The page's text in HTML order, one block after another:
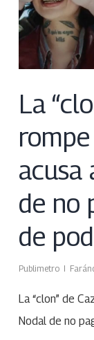
La
acusa
de no
de
Publimetro
La “clon” de
Nodal de no